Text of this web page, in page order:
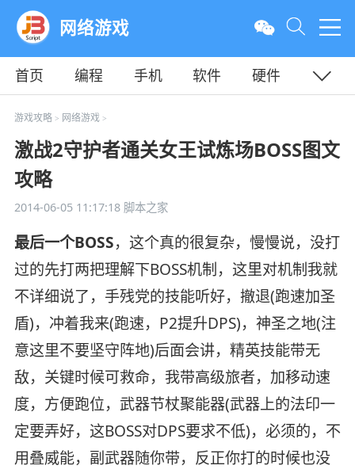
网络游戏
首页 编程 手机 软件
硬件
教程
平面
游戏攻略> 网络游戏>
激战2守护者通关女王试炼场BOSS图文
攻略
2014-06-05 11:17:18脚本之家
最后一个BOSS，这个真的很复杂，慢慢说，没打
过的先打两把理解下BOSS机制，这里对机制我就
不详细说了，手残党的技能听好，撤退(跑速加圣
盾)，冲着我来(跑速，P2提升DPS)，神圣之地(注
意这里不要坚守阵地)后面会讲，精英技能带无
敌，关键时候可救命，我带高级旅者，加移动速
度，方便跑位，武器节杖聚能器(武器上的法印一
定要弄好，这BOSS对DPS要求不低)，必须的，不
用叠威能，副武器随你带，反正你打的时候也没